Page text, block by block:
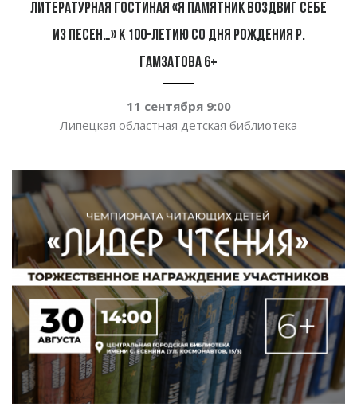
Литературная гостиная «Я памятник воздвиг себе
из песен…» к 100-летию со дня рождения Р.
Гамзатова 6+
11 сентября 9:00
Липецкая областная детская библиотека